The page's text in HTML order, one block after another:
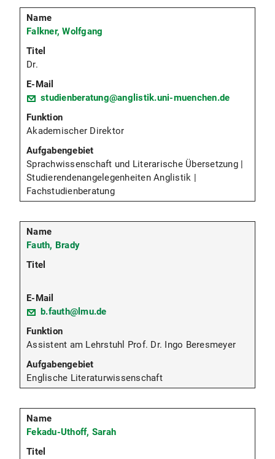
Falkner, Wolfgang
Dr.
studienberatung@anglistik.uni-muenchen.de
Akademischer Direktor
Sprachwissenschaft und Literarische Übersetzung |
Studierendenangelegenheiten Anglistik |
Fachstudienberatung
Fauth, Brady
b.fauth@lmu.de
Assistent am Lehrstuhl Prof. Dr. Ingo Beresmeyer
Englische Literaturwissenschaft
Fekadu-Uthoff, Sarah